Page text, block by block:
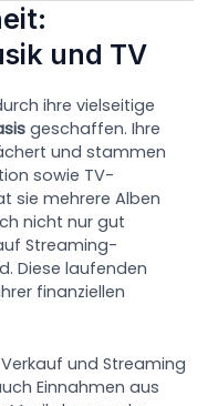
und TV
ihre vielseitige
geschaffen. Ihre
und stammen
sowie TV-
sie mehrere Alben
nicht nur gut
Streaming-
Diese laufenden
finanziellen
und Streaming
Einnahmen aus